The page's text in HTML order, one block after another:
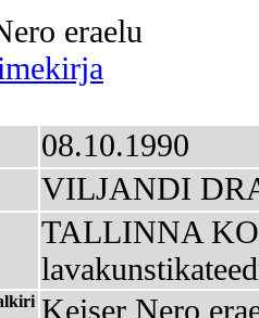
eraelu
08.10.1990
VILJANDI
TALLINNA
Keiser Nero